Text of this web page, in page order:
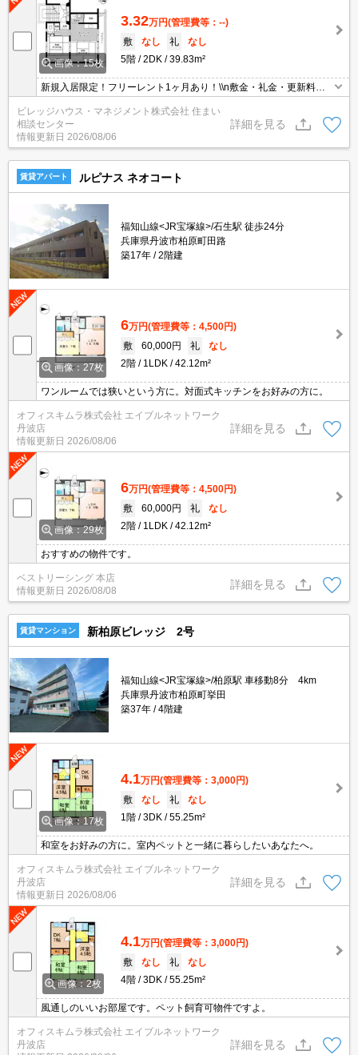
画像：15枚
3.32万円(管理費等：--)
敷
なし 礼
なし
5階
2DK 39.83m²
新規入居限定！フリーレント1ヶ月あり！\\n敷金・礼金・更新料・
鍵交換代0円！\\n※契約内容や審査の結果、敷金をお預かりする場
合がございます。
ビレッジハウス・マネジメント株式会社 住まい
相談センター
情報更新日 2026/08/06
詳細を見る
賃貸アパート ルピナス ネオコート
福知山線<JR宝塚線>/石生駅 徒歩24分
兵庫県丹波市柏原町田路
築17年
2階建
画像：27枚
6万円(管理費等：4,500円)
敷
60,000円 礼
なし
2階
1LDK 42.12m²
ワンルームでは狭いという方に。対面式キッチンをお好みの方に。
オフィスキムラ株式会社 エイブルネットワーク
丹波店
情報更新日 2026/08/06
詳細を見る
画像：29枚
6万円(管理費等：4,500円)
敷
60,000円 礼
なし
2階
1LDK 42.12m²
おすすめの物件です。
ベストリーシング 本店
情報更新日 2026/08/08
詳細を見る
賃貸マンション 新柏原ビレッジ 2号
福知山線<JR宝塚線>/柏原駅 車移動8分 4km
兵庫県丹波市柏原町挙田
築37年
4階建
画像：17枚
4.1万円(管理費等：3,000円)
敷
なし 礼
なし
1階
3DK 55.25m²
和室をお好みの方に。室内ペットと一緒に暮らしたいあなたへ。
オフィスキムラ株式会社 エイブルネットワーク
丹波店
情報更新日 2026/08/06
詳細を見る
画像：2枚
4.1万円(管理費等：3,000円)
敷
なし 礼
なし
4階
3DK 55.25m²
風通しのいいお部屋です。ペット飼育可物件ですよ。
オフィスキムラ株式会社 エイブルネットワーク
丹波店
詳細を見る